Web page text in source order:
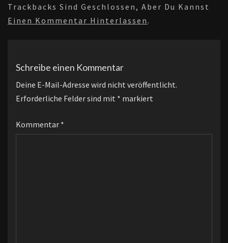
Trackbacks Sind Geschlossen, Aber Du Kannst
Einen Kommentar Hinterlassen .
Schreibe einen Kommentar
Deine E-Mail-Adresse wird nicht veröffentlicht.
Erforderliche Felder sind mit * markiert
Kommentar *